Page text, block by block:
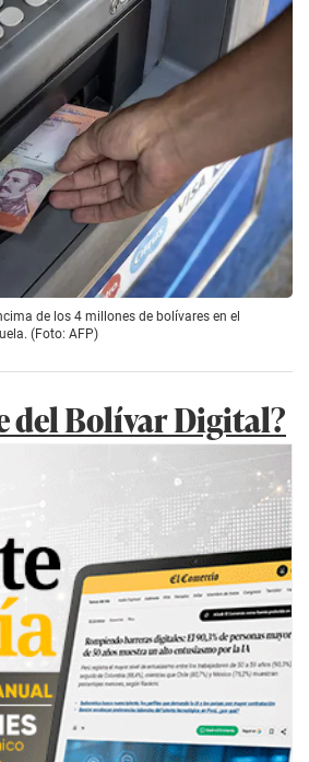
de los 4 millones de bolívares en el
(Foto: AFP)
del Bolívar Digital?